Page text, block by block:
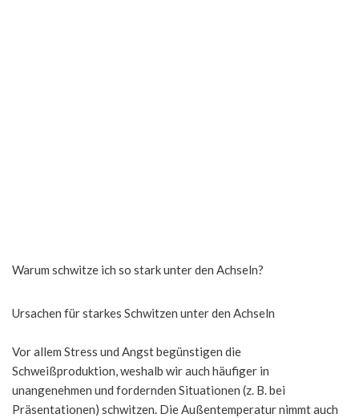
Warum schwitze ich so stark unter den Achseln?
Ursachen für starkes Schwitzen unter den Achseln
Vor allem Stress und Angst begünstigen die
Schweißproduktion, weshalb wir auch häufiger in
unangenehmen und fordernden Situationen (z. B. bei
Präsentationen) schwitzen. Die Außentemperatur nimmt auch